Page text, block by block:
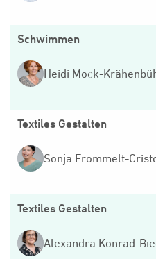
Schwimmen
Heidi Mock-
Textiles Gestalten
Sonja Frommelt-
Textiles Gestalten
Alexandra Konrad-